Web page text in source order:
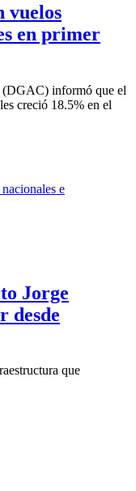
vuelos
en primer
informó que el
creció 18.5% en el
Jorge
desde
que